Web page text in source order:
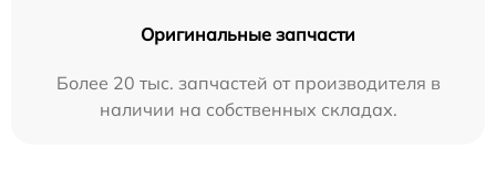
Оригинальные запчасти
Более 20 тыс. запчастей от производителя в
наличии на собственных складах.